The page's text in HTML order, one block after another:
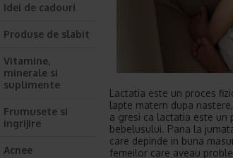
Lactatia este un proces
lapte matern dupa
a gresi ca lactatia este un
bebelusului. Pana la
care depinde in buna
femeilor care aveau
Idei de cadouri
Produse de slabit
Vitamine,
minerale si
suplimente
Frumusete si
ingrijire
Acnee